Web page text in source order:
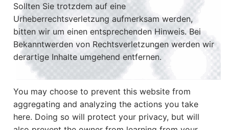
Sollten Sie trotzdem auf eine
Urheberrechtsverletzung aufmerksam werden,
bitten wir um einen entsprechenden Hinweis. Bei
Bekanntwerden von Rechtsverletzungen werden wir
derartige Inhalte umgehend entfernen.
You may choose to prevent this website from
aggregating and analyzing the actions you take
here. Doing so will protect your privacy, but will